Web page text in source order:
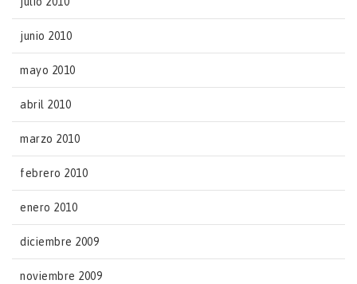
junio 2010
mayo 2010
abril 2010
marzo 2010
febrero 2010
enero 2010
diciembre 2009
noviembre 2009